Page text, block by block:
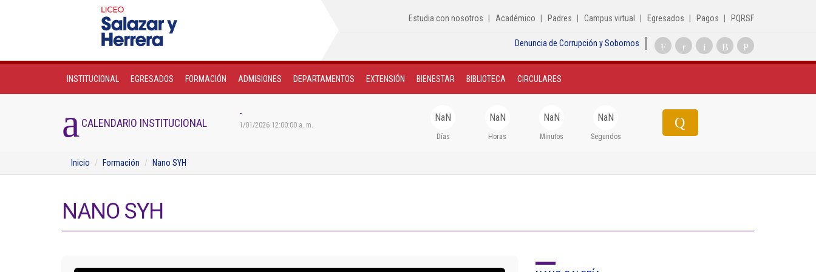
Estudia con nosotros Académico Padres Campus virtual Egresados Pagos PQRSF
Denuncia de Corrupción y Sobornos
INSTITUCIONAL EGRESADOS FORMACIÓN ADMISIONES DEPARTAMENTOS EXTENSIÓN BIENESTAR BIBLIOTECA CIRCULARES
CALENDARIO INSTITUCIONAL
-
1/01/2026 12:00:00 a. m.
NaN
Días
NaN
Horas
NaN
Minutos
NaN
Segundos
Inicio Formación Nano SYH
NANO SYH
Egresados
Formación